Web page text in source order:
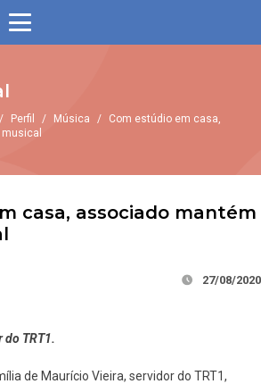
/ Perfil / Música /
Com estúdio em casa,
casa, associado mantém
27/08/2020
do TRT1.
de Maurício Vieira, servidor do TRT1,